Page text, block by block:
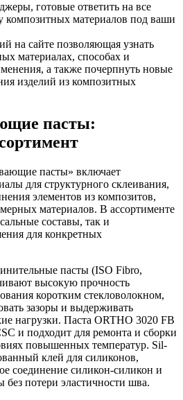
готовые ответить на все
композитных материалов под ваши
на сайте позволяющая узнать
материалах, способах и
а также почерпнуть новые
изделий из композитных
пасты:
пасты» включает
для структурного склеивания,
элементов из композитов,
материалов. В ассортименте
составы, так и
для конкретных
пасты (ISO Fibro,
высокую прочность
коротким стекловолокном,
зазоры и выдерживать
нагрузки. Паста ORTHO 3020 FB
и подходит для ремонта и сборки
повышенных температур. Sil-
клей для силиконов,
соединение силикон-силикон и
без потери эластичности шва.